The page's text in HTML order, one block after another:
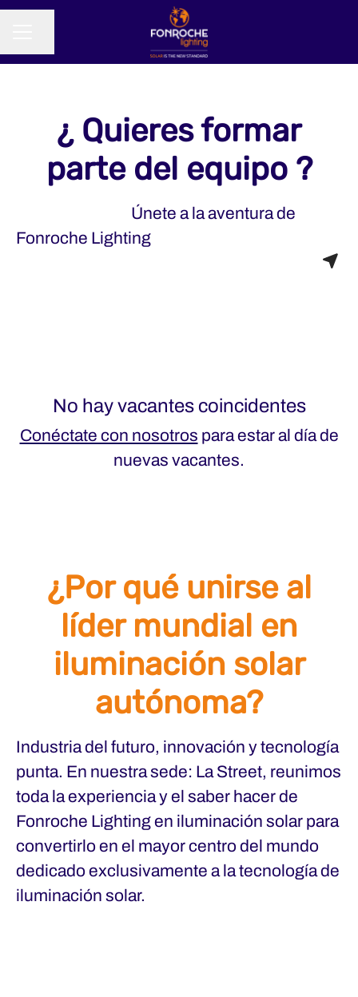
¿ Quieres formar
parte del equipo ?
Únete a la aventura de
Fonroche Lighting
No hay vacantes coincidentes
Conéctate con nosotros para estar al día de
nuevas vacantes.
¿Por qué unirse al
líder mundial en
iluminación solar
autónoma?
Industria del futuro, innovación y tecnología
punta. En nuestra sede: La Street, reunimos
toda la experiencia y el saber hacer de
Fonroche Lighting en iluminación solar para
convertirlo en el mayor centro del mundo
dedicado exclusivamente a la tecnología de
iluminación solar.